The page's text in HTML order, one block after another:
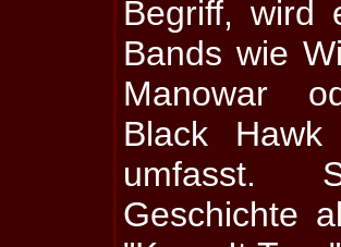
Begriff, wird
Bands wie
Manowar
Black
umfasst.
Geschichte